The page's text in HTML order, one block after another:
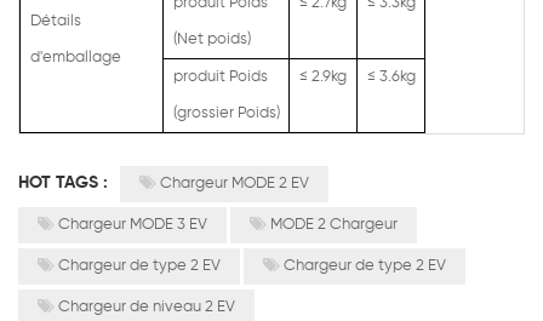
Détails
d'emballage
(Net poids)
produit Poids
(grossier Poids)
≤ 2.9kg ≤ 3.6kg
HOT TAGS : Chargeur MODE 2 EV
Chargeur MODE 3 EV MODE 2 Chargeur
Chargeur de type 2 EV Chargeur de type 2 EV
Chargeur de niveau 2 EV